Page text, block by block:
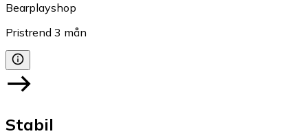
Bearplayshop
Pristrend 3 mån
Stabil